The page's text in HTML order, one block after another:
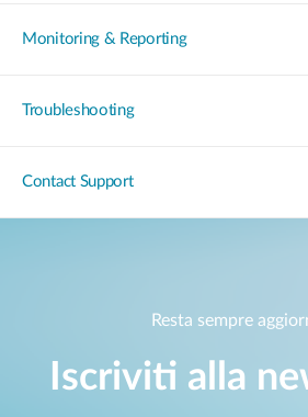
Monitoring & Reporting
Troubleshooting
Contact Support
Resta sempre
Iscriviti alla